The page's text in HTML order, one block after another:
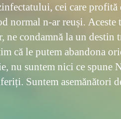
cei care profită
normal n-ar reuși.
ne condamnă la un destin
că le putem abandona
nu suntem nici ce spune
Suntem asemănători